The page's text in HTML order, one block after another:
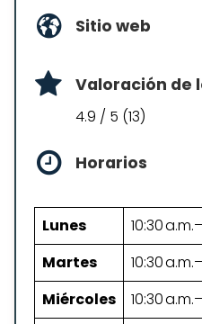
Sitio web
Valoración de
4.9 / 5 (13)
Horarios
Lunes
10:30
Martes
10:30
Miércoles
10:30